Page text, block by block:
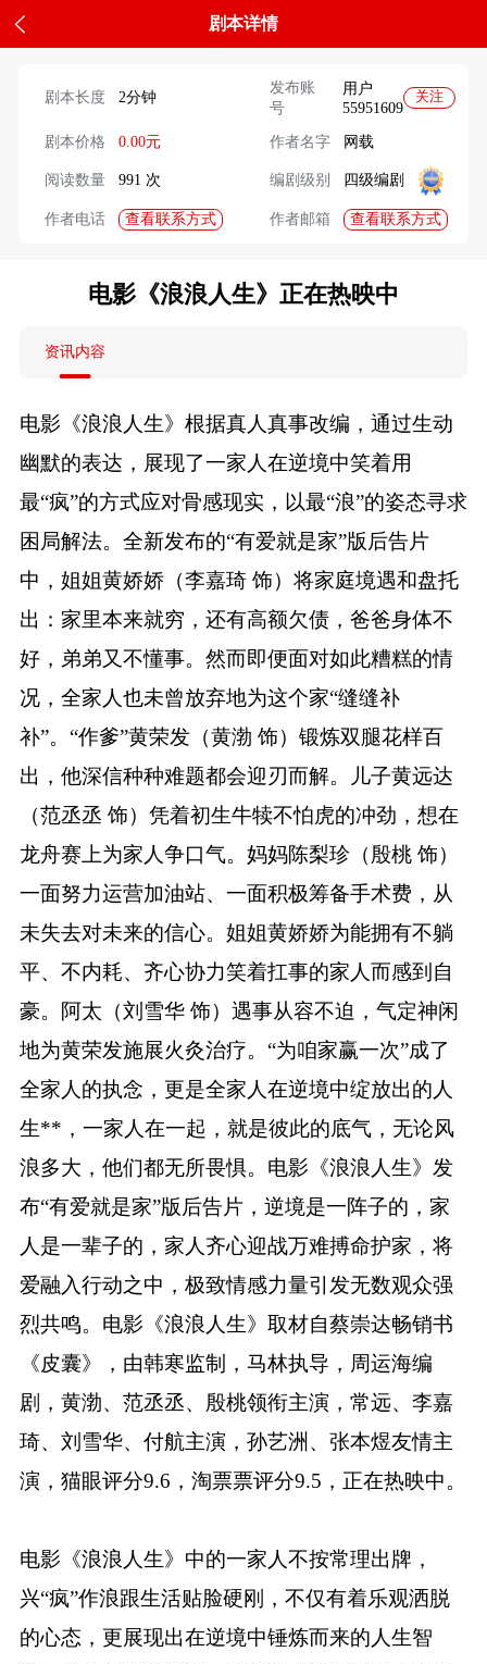
剧本详情
剧本长度 2分钟
发布账
号
用户
55951609
关注
剧本价格 0.00元 作者名字 网载
阅读数量 991 次 编剧级别 四级编剧
作者电话 查看联系方式 作者邮箱 查看联系方式
电影《浪浪人生》正在热映中
资讯内容
电影《浪浪人生》根据真人真事改编，通过生动
幽默的表达，展现了一家人在逆境中笑着用
最“疯”的方式应对骨感现实，以最“浪”的姿态寻求
困局解法。全新发布的“有爱就是家”版后告片
中，姐姐黄娇娇（李嘉琦 饰）将家庭境遇和盘托
出：家里本来就穷，还有高额欠债，爸爸身体不
好，弟弟又不懂事。然而即便面对如此糟糕的情
况，全家人也未曾放弃地为这个家“缝缝补
补”。“作爹”黄荣发（黄渤 饰）锻炼双腿花样百
出，他深信种种难题都会迎刃而解。儿子黄远达
（范丞丞 饰）凭着初生牛犊不怕虎的冲劲，想在
龙舟赛上为家人争口气。妈妈陈梨珍（殷桃 饰）
一面努力运营加油站、一面积极筹备手术费，从
未失去对未来的信心。姐姐黄娇娇为能拥有不躺
平、不内耗、齐心协力笑着扛事的家人而感到自
豪。阿太（刘雪华 饰）遇事从容不迫，气定神闲
地为黄荣发施展火灸治疗。“为咱家赢一次”成了
全家人的执念，更是全家人在逆境中绽放出的人
生**，一家人在一起，就是彼此的底气，无论风
浪多大，他们都无所畏惧。电影《浪浪人生》发
布“有爱就是家”版后告片，逆境是一阵子的，家
人是一辈子的，家人齐心迎战万难搏命护家，将
爱融入行动之中，极致情感力量引发无数观众强
烈共鸣。电影《浪浪人生》取材自蔡崇达畅销书
《皮囊》，由韩寒监制，马林执导，周运海编
剧，黄渤、范丞丞、殷桃领衔主演，常远、李嘉
琦、刘雪华、付航主演，孙艺洲、张本煜友情主
演，猫眼评分9.6，淘票票评分9.5，正在热映中。
电影《浪浪人生》中的一家人不按常理出牌，
兴“疯”作浪跟生活贴脸硬刚，不仅有着乐观洒脱
的心态，更展现出在逆境中锤炼而来的人生智